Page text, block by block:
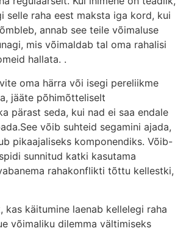
selle raha eest maksta iga kord, kui
annab see teile võimaluse
mis võimaldab tal oma rahalisi
hallata. .
oma härra või isegi pereliikme
jääte põhimõtteliselt
pärast seda, kui nad ei saa endale
võib suhteid segamini ajada,
pikaajaliseks komponendiks. Võib-
sunnitud katki kasutama
rahakonflikti tõttu kellestki,
kas käitumine laenab kellelegi raha
võimaliku dilemma vältimiseks